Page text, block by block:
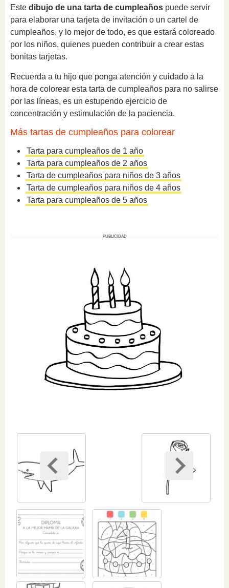
Este dibujo de una tarta de cumpleaños puede servir
para elaborar una tarjeta de invitación o un cartel de
cumpleaños, y lo mejor de todo, es que estará coloreado
por los niños, quienes pueden contribuir a crear estas
bonitas tarjetas.
Recuerda a tu hijo que ponga atención y cuidado a la
hora de colorear esta tarta de cumpleaños para no salirse
por las líneas, es un estupendo ejercicio de
concentración y estimulación de la paciencia.
Más tartas de cumpleaños para colorear
Tarta para cumpleaños de 1 año
Tarta para cumpleaños de 2 años
Tarta de cumpleaños para niños de 3 años
Tarta de cumpleaños para niños de 4 años
Tarta para cumpleaños de 5 años
PUBLICIDAD